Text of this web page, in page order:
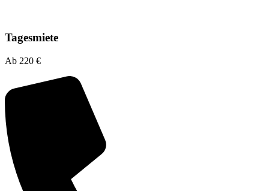
Tagesmiete
Ab 220 €